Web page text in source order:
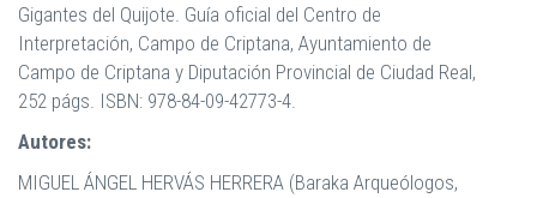
Gigantes del Quijote. Guía oficial del Centro de
Interpretación, Campo de Criptana, Ayuntamiento de
Campo de Criptana y Diputación Provincial de Ciudad Real,
252 págs. ISBN: 978-84-09-42773-4.
Autores:
MIGUEL ÁNGEL HERVÁS HERRERA (Baraka Arqueólogos,